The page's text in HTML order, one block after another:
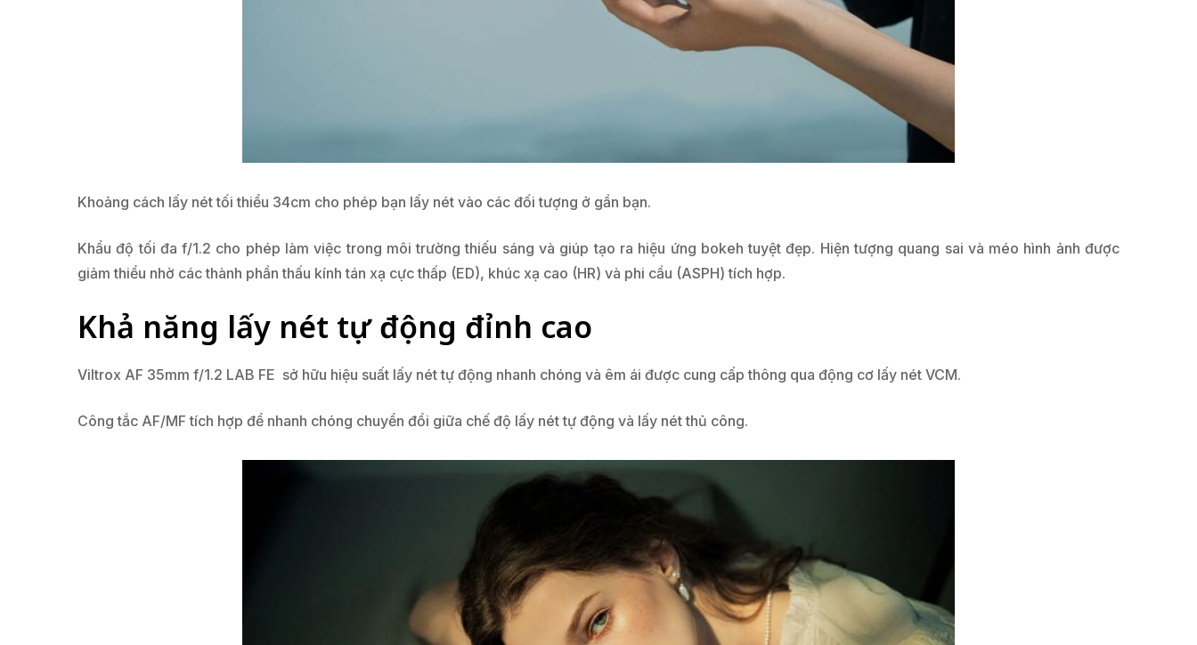
Khoảng cách lấy nét tối thiểu 34cm cho phép bạn lấy nét vào các đối tượng ở gần bạn.
Khẩu độ tối đa f/1.2 cho phép làm việc trong môi trường thiếu sáng và giúp tạo ra hiệu ứng bokeh tuyệt đẹp. Hiện tượng quang sai và méo hình ảnh được
giảm thiểu nhờ các thành phần thấu kính tán xạ cực thấp (ED), khúc xạ cao (HR) và phi cầu (ASPH) tích hợp.
Khả năng lấy nét tự động đỉnh cao
Viltrox AF 35mm f/1.2 LAB FE sở hữu hiệu suất lấy nét tự động nhanh chóng và êm ái được cung cấp thông qua động cơ lấy nét VCM.
Công tắc AF/MF tích hợp để nhanh chóng chuyển đổi giữa chế độ lấy nét tự động và lấy nét thủ công.